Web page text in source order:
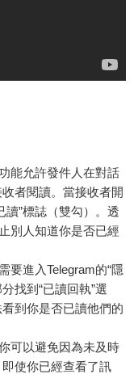
能允許發件人在對話
者閱讀。當接收者開
讀”標誌（雙勾）。透
別人知道你是否已經
要進入Telegram的“隱
找到“已讀回執”選
到你是否已讀他們的
可以避免因為未及時
使你已經查看了訊